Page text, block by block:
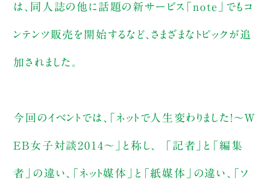
は、同人誌の他に話題の新サービス「note」でもコ
ンテンツ販売を開始するなど、さまざまなトピックが追
加されました。
今回のイベントでは、「ネットで人生変わりました！～W
EB女子対談2014～」と称し、 「記者」と「編集
者」の違い、「ネット媒体」と「紙媒体」の違い、「ソ